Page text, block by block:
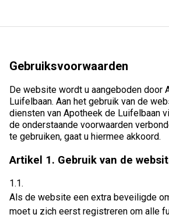
Gebruiksvoorwaarden
De website wordt u aangeboden door
Luifelbaan. Aan het gebruik van de
diensten van Apotheek de Luifelbaan
de onderstaande voorwaarden
te gebruiken, gaat u hiermee akkoord.
Artikel 1. Gebruik van de
1.1.
Als de website een extra beveiligde
moet u zich eerst registreren om alle